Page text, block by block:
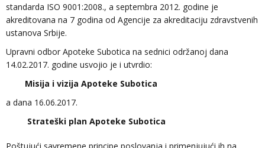
standarda ISO 9001:2008., a septembra 2012. godine je
akreditovana na 7 godina od Agencije za akreditaciju zdravstvenih
ustanova Srbije.
Upravni odbor Apoteke Subotica na sednici održanoj dana
14.02.2017. godine usvojio je i utvrdio:
Misija i vizija Apoteke Subotica
a dana 16.06.2017.
Strateški plan Apoteke Subotica